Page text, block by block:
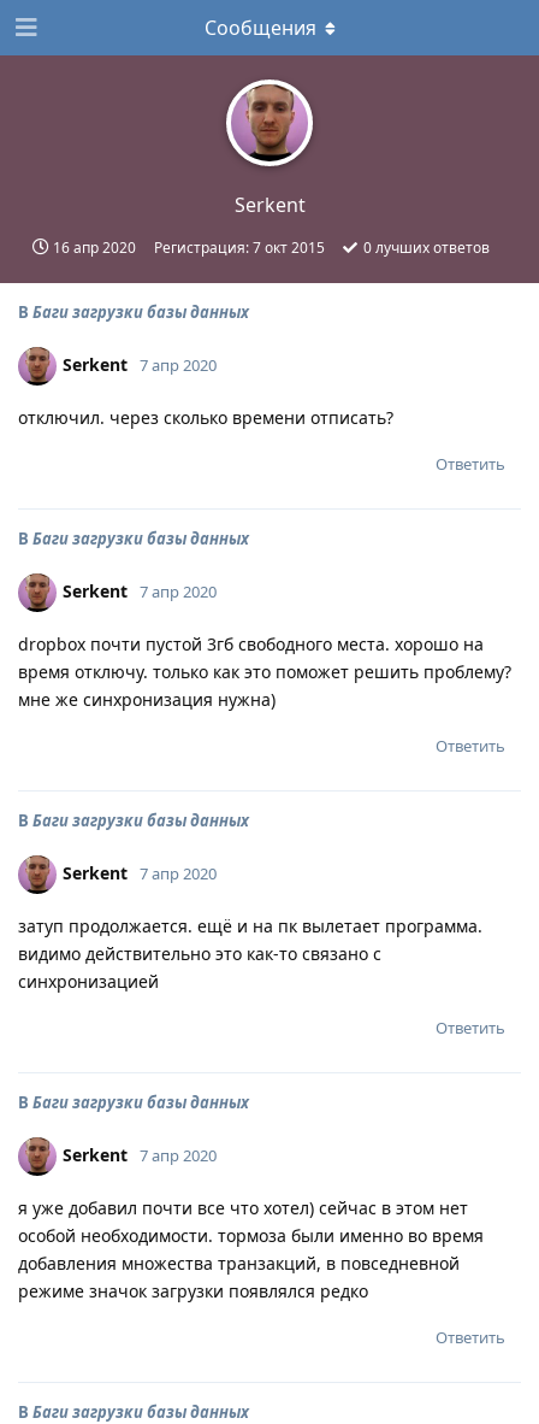
Serkent
16 апр 2020 Регистрация:7 окт 2015 0лучших ответов
Сообщения
В Баги загрузки базы данных
Serkent 7 апр 2020
отключил. через сколько времени отписать?
Ответить
В Баги загрузки базы данных
Serkent 7 апр 2020
dropbox почти пустой 3гб свободного места. хорошо на
время отключу. только как это поможет решить проблему?
мне же синхронизация нужна)
Ответить
В Баги загрузки базы данных
Serkent 7 апр 2020
затуп продолжается. ещё и на пк вылетает программа.
видимо действительно это как-то связано с
синхронизацией
Ответить
В Баги загрузки базы данных
Serkent 7 апр 2020
я уже добавил почти все что хотел) сейчас в этом нет
особой необходимости. тормоза были именно во время
добавления множества транзакций, в повседневной
режиме значок загрузки появлялся редко
Ответить
В Баги загрузки базы данных